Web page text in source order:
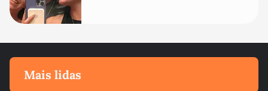
Mais lidas